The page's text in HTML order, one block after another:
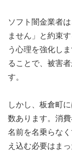
ソフト闇金業者
ません」と約束
う心理を強化し
ることで、被害
す。
しかし、板倉町
数あります。消
名前を名乗らな
え込む必要はま